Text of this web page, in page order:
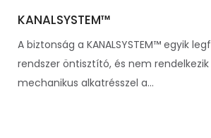
KANALSYSTEM™
A biztonság a KANALSYSTEM™ egyik
rendszer öntisztító, és nem
mechanikus alkatrésszel a...